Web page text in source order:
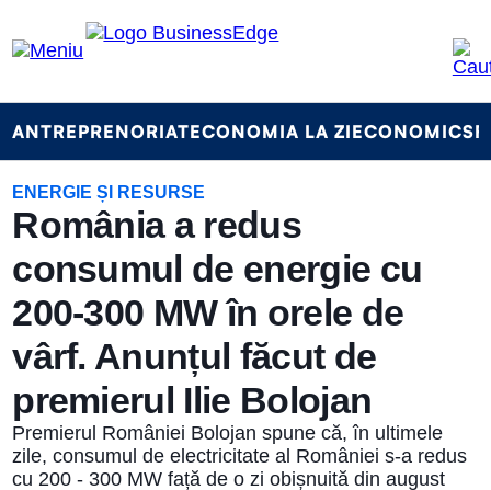
Businessedge
-
stiri,
anchete
si
reportaje
de
la
noua
generatie
ANTREPRENORIATECONOMIA LA ZIECONOMICS
ENERGIE ȘI RESURSE
România a redus
consumul de energie cu
200-300 MW în orele de
vârf. Anunțul făcut de
premierul Ilie Bolojan
Premierul României Bolojan spune că, în ultimele
zile, consumul de electricitate al României s-a redus
cu 200 - 300 MW față de o zi obișnuită din august